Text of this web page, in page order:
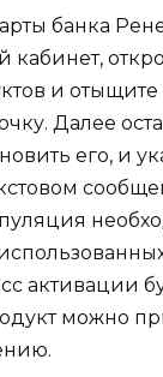
банка
кабинет,
и отыщите
Далее
его, и
активации
можно